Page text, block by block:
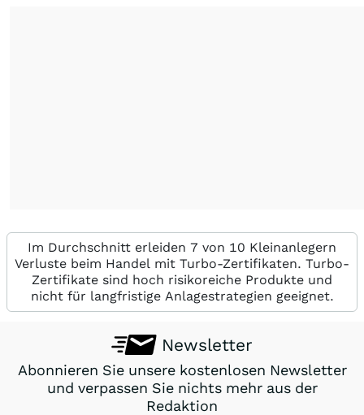
Im Durchschnitt erleiden 7 von 10 Kleinanlegern
Verluste beim Handel mit Turbo-Zertifikaten. Turbo-
Zertifikate sind hoch risikoreiche Produkte und
nicht für langfristige Anlagestrategien geeignet.
Newsletter
Abonnieren Sie unsere kostenlosen Newsletter
und verpassen Sie nichts mehr aus der
Redaktion